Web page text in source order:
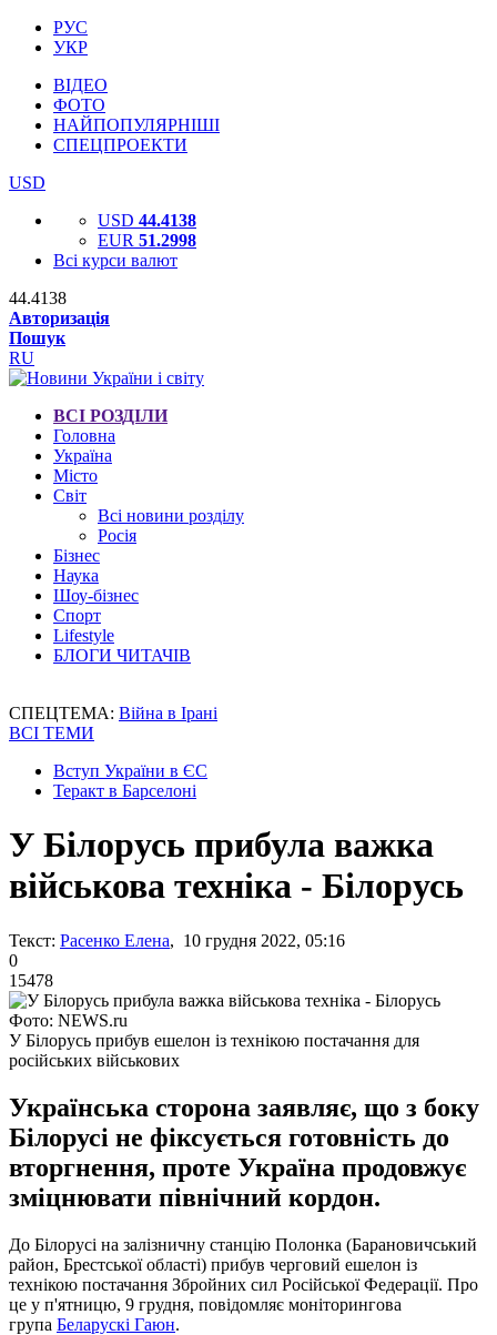
РУС
УКР
ВІДЕО
ФОТО
НАЙПОПУЛЯРНІШІ
СПЕЦПРОЕКТИ
USD
USD 44.4138
EUR 51.2998
Всі курси валют
44.4138
Авторизація
Пошук
RU
ВСІ РОЗДІЛИ
Головна
Україна
Місто
Світ
Всі новини розділу
Росія
Бізнес
Наука
Шоу-бізнес
Спорт
Lifestyle
БЛОГИ ЧИТАЧІВ
СПЕЦТЕМА: Війна в Ірані
ВСІ ТЕМИ
Вступ України в ЄС
Теракт в Барселоні
У Білорусь прибула важка
військова техніка - Білорусь
Текст: Расенко Елена, 10 грудня 2022, 05:16
0
15478
Фото: NEWS.ru
У Білорусь прибув ешелон із технікою постачання для
російських військових
Українська сторона заявляє, що з боку
Білорусі не фіксується готовність до
вторгнення, проте Україна продовжує
зміцнювати північний кордон.
До Білорусі на залізничну станцію Полонка (Барановичський
район, Брестської області) прибув черговий ешелон із
технікою постачання Збройних сил Російської Федерації. Про
це у п'ятницю, 9 грудня, повідомляє моніторингова
група Беларускі Гаюн.